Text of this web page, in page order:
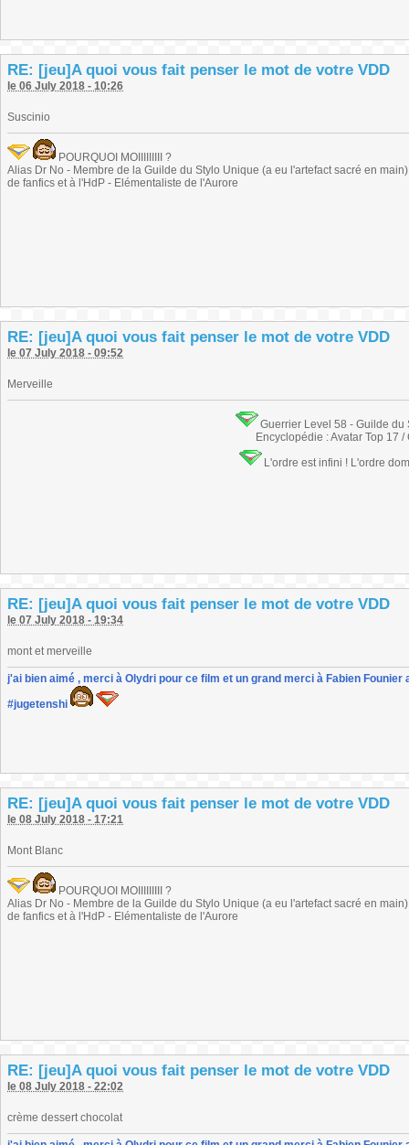
RE: [jeu]A quoi vous fait penser le mot de votre VDD
le 06 July 2018 - 10:26
Suscinio
POURQUOI MOIIIIIIIII ?
Alias Dr No - Membre de la Guilde du Stylo Unique (a eu l'artefact sacré en
de fanfics et à l'HdP - Elémentaliste de l'Aurore
RE: [jeu]A quoi vous fait penser le mot de votre VDD
le 07 July 2018 - 09:52
Merveille
Guerrier Level 58 - Guilde
Encyclopédie : Avatar Top 17 /
L'ordre est infini ! L'ordre
RE: [jeu]A quoi vous fait penser le mot de votre VDD
le 07 July 2018 - 19:34
mont et merveille
j'ai bien aimé , merci à Olydri pour ce film et un grand merci à Fabien
#jugetenshi
RE: [jeu]A quoi vous fait penser le mot de votre VDD
le 08 July 2018 - 17:21
Mont Blanc
POURQUOI MOIIIIIIIII ?
Alias Dr No - Membre de la Guilde du Stylo Unique (a eu l'artefact sacré en
de fanfics et à l'HdP - Elémentaliste de l'Aurore
RE: [jeu]A quoi vous fait penser le mot de votre VDD
le 08 July 2018 - 22:02
crème dessert chocolat